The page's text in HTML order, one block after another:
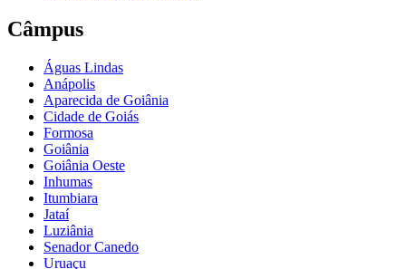
Câmpus
Águas Lindas
Anápolis
Aparecida de Goiânia
Cidade de Goiás
Formosa
Goiânia
Goiânia Oeste
Inhumas
Itumbiara
Jataí
Luziânia
Senador Canedo
Uruaçu